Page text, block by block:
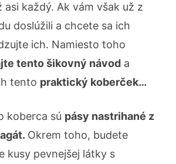
asi každý. Ak vám však už z
doslúžili a chcete sa ich
ich. Namiesto toho
tento šikovný návod a
tento praktický koberček…
koberca sú pásy nastrihané z
Okrem toho, budete
kusy pevnejšej látky s